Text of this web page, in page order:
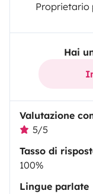
Proprietario
Hai
Valutazione
5/5
Tasso di
100%
Lingue parlate